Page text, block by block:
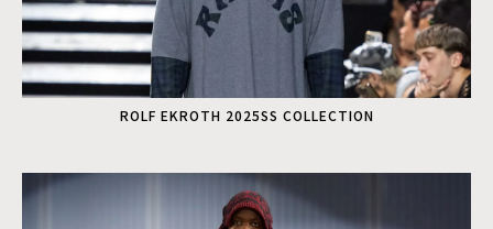
ROLF EKROTH 2025SS COLLECTION